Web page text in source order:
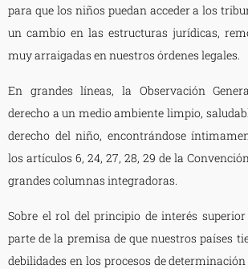
para que los niños puedan acceder a los
un cambio en las estructuras jurídicas,
muy arraigadas en nuestros órdenes legales.
En grandes líneas, la Observación
derecho a un medio ambiente limpio,
derecho del niño, encontrándose
los artículos 6, 24, 27, 28, 29 de la
grandes columnas integradoras.
Sobre el rol del principio de interés
parte de la premisa de que nuestros países
debilidades en los procesos de